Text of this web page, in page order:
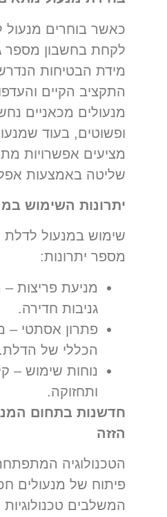
כאשר בוחרים מנעול
לקחת בחשבון מספר
מידת הבטיחות
התקציב הקיים
מנעולים מכאניים
ופשוטים, בעוד
מציעים אפשרויות
שליטה באמצעות
יתרונות השימוש
שימוש במנעול לדלת
מספר יתרונות:
מניעת פריצות
גניבות חדירה.
פתרון אסתטי –
הכללי של הדלת.
נוחות שימוש –
ותחזוקה.
חדשנות בתחום
הזזה
הטכנולוגיה
פיתוח של מנעולים
המשלבים טכנולוגיות